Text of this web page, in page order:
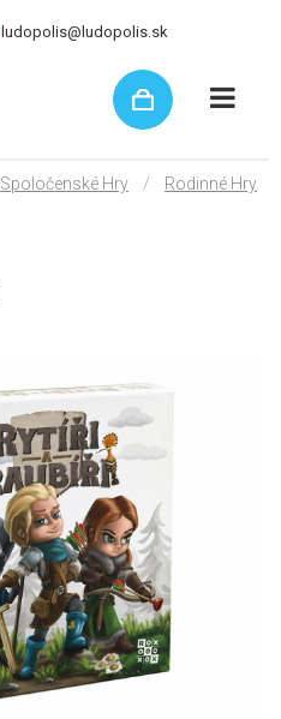
ludopolis@ludopolis.sk
Spoločenské Hry / Rodinné Hry